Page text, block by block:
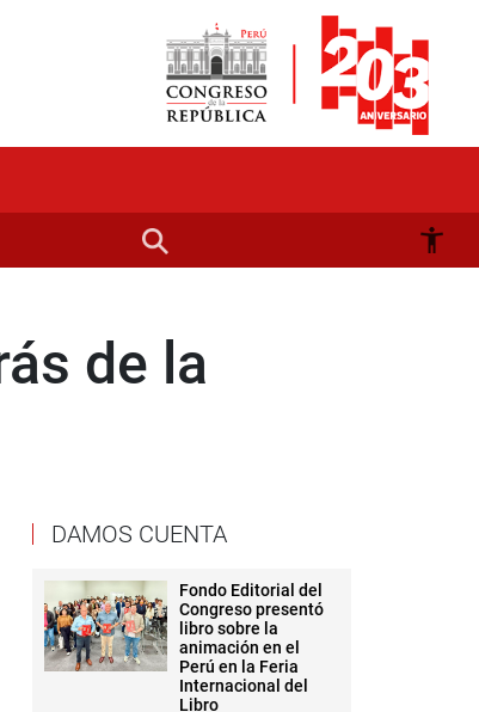
de la
DAMOS CUENTA
Fondo Editorial del
Congreso presentó
libro sobre la
animación en el
Perú en la Feria
Internacional del
Libro